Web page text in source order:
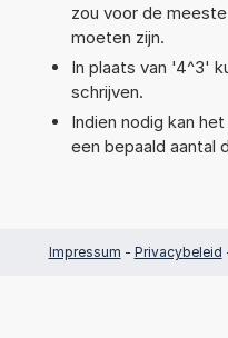
zou voor de
moeten zijn.
In plaats van '4^3'
schrijven.
Indien nodig kan
een bepaald aantal
Impressum - Privacybeleid